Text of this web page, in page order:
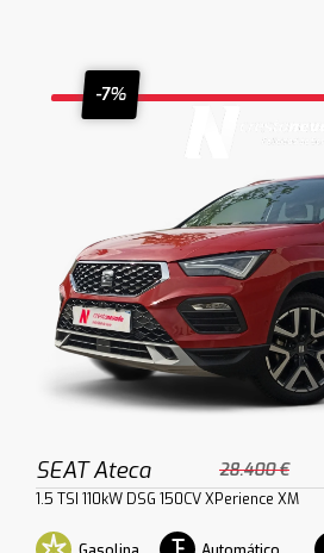
-7%
SEAT Ateca 28.400 €
1.5 TSI 110kW DSG 150CV XPerience XM